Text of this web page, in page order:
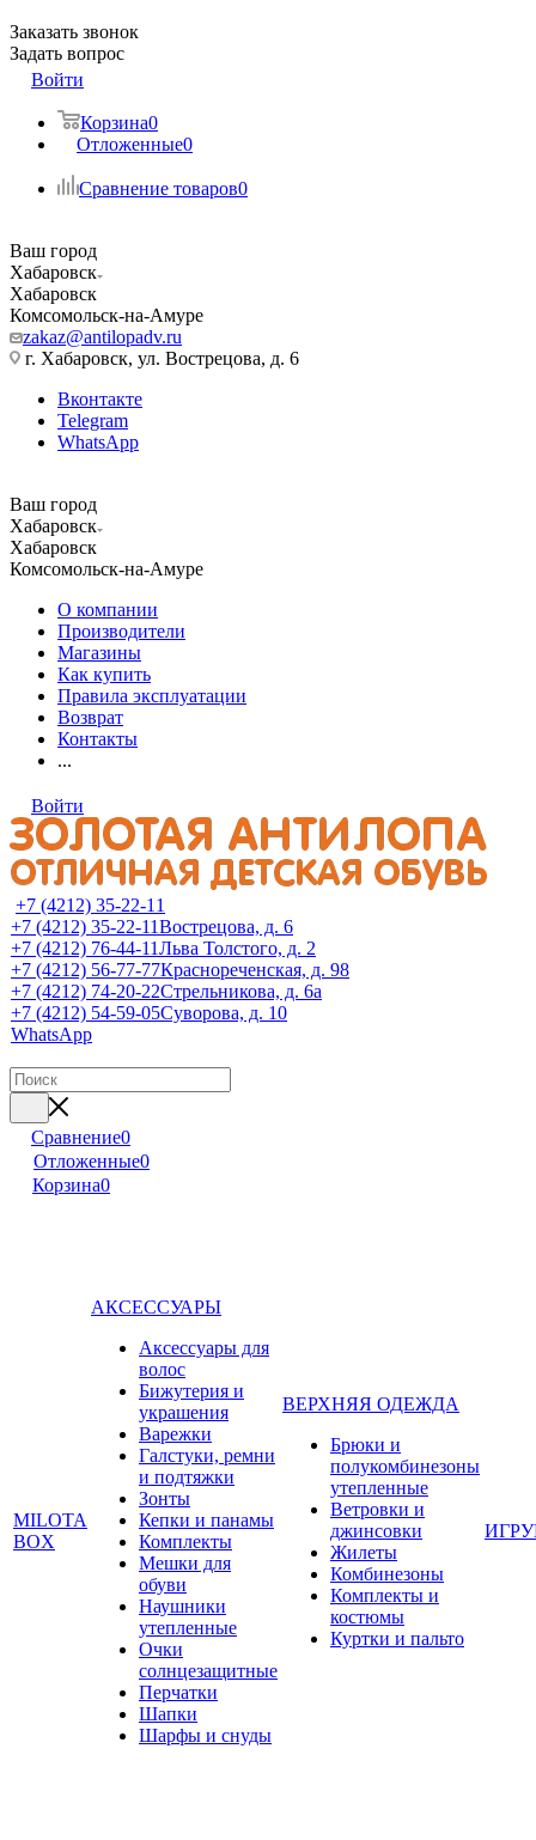
Заказать звонок
Задать вопрос
Войти
Корзина0
Отложенные0
Сравнение товаров0
Ваш город
Хабаровск
Хабаровск
Комсомольск-на-Амуре
zakaz@antilopadv.ru
г. Хабаровск, ул. Вострецова, д. 6
Вконтакте
Telegram
WhatsApp
Ваш город
Хабаровск
Хабаровск
Комсомольск-на-Амуре
О компании
Производители
Магазины
Как купить
Правила эксплуатации
Возврат
Контакты
...
Войти
+7 (4212) 35-22-11
+7 (4212) 35-22-11Вострецова, д. 6
+7 (4212) 76-44-11Льва Толстого, д. 2
+7 (4212) 56-77-77Краснореченская, д. 98
+7 (4212) 74-20-22Стрельникова, д. 6а
+7 (4212) 54-59-05Суворова, д. 10
WhatsApp
Сравнение0
Отложенные0
Корзина0
MILOTA
BOX
АКСЕССУАРЫ
Аксессуары для
волос
Бижутерия и
украшения
Варежки
Галстуки, ремни
и подтяжки
Зонты
Кепки и панамы
Комплекты
Мешки для
обуви
Наушники
утепленные
Очки
солнцезащитные
Перчатки
Шапки
Шарфы и снуды
ВЕРХНЯЯ ОДЕЖДА
Брюки и
полукомбинезоны
утепленные
Ветровки и
джинсовки
Жилеты
Комбинезоны
Комплекты и
костюмы
Куртки и пальто